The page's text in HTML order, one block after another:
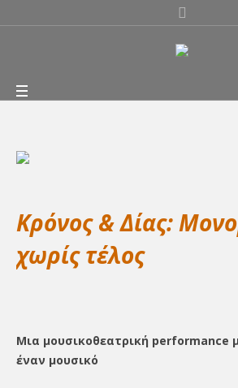
Κρόνος & Δίας:
χωρίς τέλος
Μια μουσικοθεατρική performance
έναν μουσικό